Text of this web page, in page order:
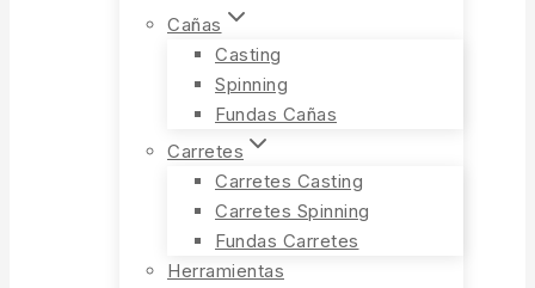
Cañas
Casting
Spinning
Fundas Cañas
Carretes
Carretes Casting
Carretes Spinning
Fundas Carretes
Herramientas